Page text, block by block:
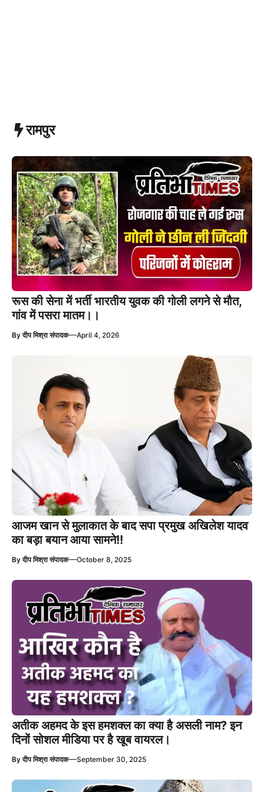
रामपुर
रूस की सेना में भर्ती भारतीय युवक की गोली लगने से मौत,
गांव में पसरा मातम।।
Byदीप मिश्रा संपादक—April 4, 2026
आजम खान से मुलाकात के बाद सपा प्रमुख अखिलेश यादव
का बड़ा बयान आया सामने!!
Byदीप मिश्रा संपादक—October 8, 2025
अतीक अहमद के इस हमशक्ल का क्या है असली नाम? इन
दिनों सोशल मीडिया पर है खूब वायरल।
Byदीप मिश्रा संपादक—September 30, 2025